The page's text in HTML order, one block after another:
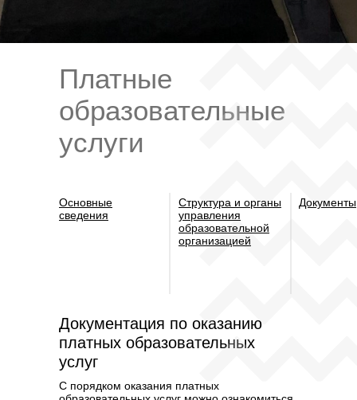
Платные
образовательные
услуги
Документы
Структура и органы
управления
образовательной
организацией
Основные
сведения
Документация по оказанию
платных образовательных
услуг
С порядком оказания платных